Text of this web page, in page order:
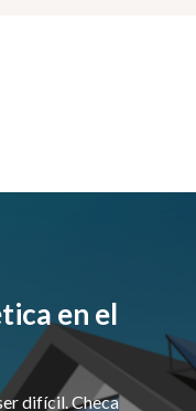
en el
difícil. Checa